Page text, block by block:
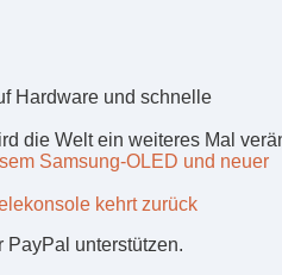
Hardware und schnelle
die Welt ein weiteres Mal
Samsung-OLED und neuer
kehrt zurück
PayPal unterstützen.